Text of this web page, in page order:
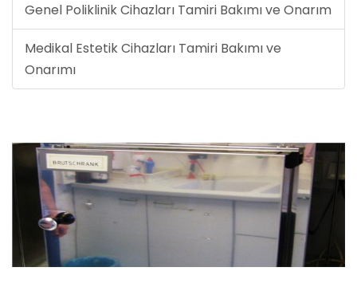
Genel Poliklinik Cihazları Tamiri Bakımı ve Onarım
Medikal Estetik Cihazları Tamiri Bakımı ve
Onarımı